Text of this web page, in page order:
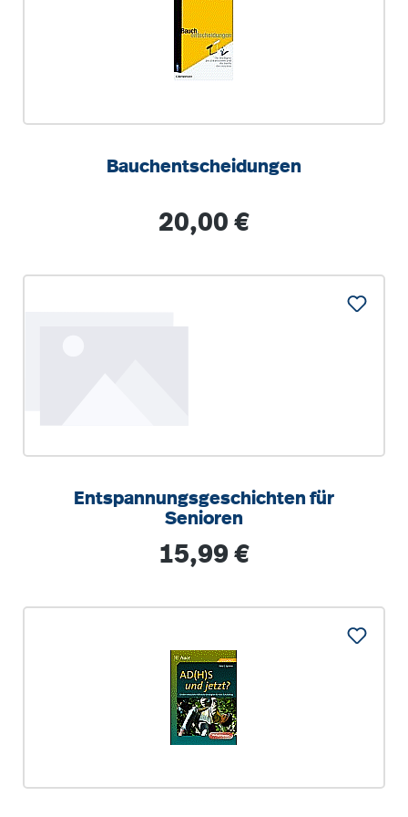
Bauchentscheidungen
Regulärer Preis:
20,00 €
Entspannungsgeschichten für
Senioren
Regulärer Preis:
15,99 €